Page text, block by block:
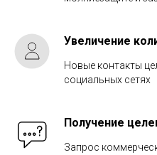
Увеличение
Новые контакты
социальных сетях
Получение
Запрос